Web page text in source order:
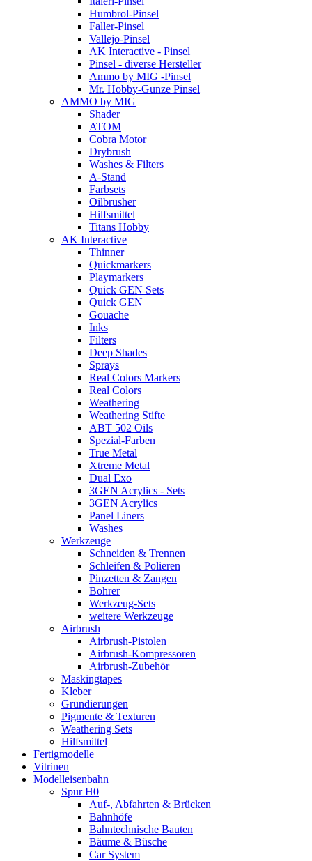
Humbrol-Pinsel
Faller-Pinsel
Vallejo-Pinsel
AK Interactive - Pinsel
Pinsel - diverse Hersteller
Ammo by MIG -Pinsel
Mr. Hobby-Gunze Pinsel
AMMO by MIG
Shader
ATOM
Cobra Motor
Drybrush
Washes & Filters
A-Stand
Farbsets
Oilbrusher
Hilfsmittel
Titans Hobby
AK Interactive
Thinner
Quickmarkers
Playmarkers
Quick GEN Sets
Quick GEN
Gouache
Inks
Filters
Deep Shades
Sprays
Real Colors Markers
Real Colors
Weathering
Weathering Stifte
ABT 502 Oils
Spezial-Farben
True Metal
Xtreme Metal
Dual Exo
3GEN Acrylics - Sets
3GEN Acrylics
Panel Liners
Washes
Werkzeuge
Schneiden & Trennen
Schleifen & Polieren
Pinzetten & Zangen
Bohrer
Werkzeug-Sets
weitere Werkzeuge
Airbrush
Airbrush-Pistolen
Airbrush-Kompressoren
Airbrush-Zubehör
Maskingtapes
Kleber
Grundierungen
Pigmente & Texturen
Weathering Sets
Hilfsmittel
Fertigmodelle
Vitrinen
Modelleisenbahn
Spur H0
Auf-, Abfahrten & Brücken
Bahnhöfe
Bahntechnische Bauten
Bäume & Büsche
Car System